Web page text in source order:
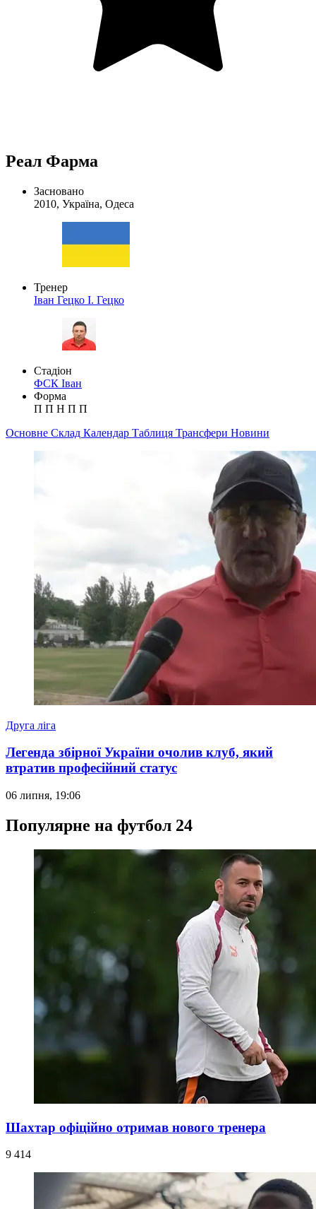
Реал Фарма
Засновано
2010, Україна, Одеса
Тренер
Іван Гецко І. Гецко
Стадіон
ФСК Іван
Форма
П П Н П П
Основне Склад Календар Таблиця Трансфери Новини
Друга ліга
Легенда збірної України очолив клуб, який
втратив професійний статус
06 липня, 19:06
Популярне на футбол 24
Шахтар офіційно отримав нового тренера
9 414